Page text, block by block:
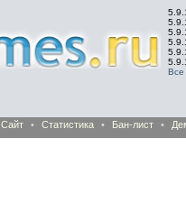
Все
Сайт • Статистика • Бан-лист •